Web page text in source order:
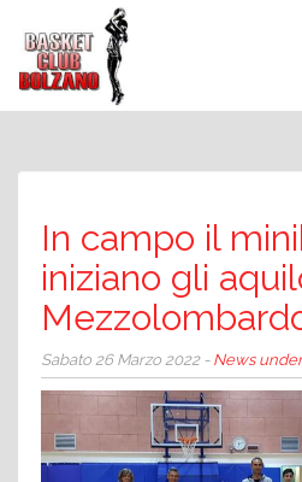
In campo il
iniziano gli
Sabato 26 Marzo 2022 - News under